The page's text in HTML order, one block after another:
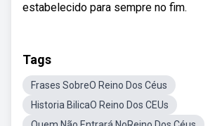
estabelecido para sempre no fim.
Tags
Frases SobreO Reino Dos Céus
Historia BilicaO Reino Dos CEUs